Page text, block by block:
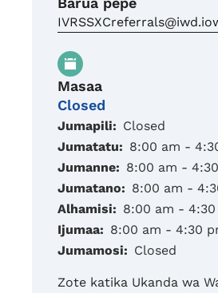
Masaa
Closed
Jumapili: Closed
Jumatatu: 8:00 am -
Jumanne: 8:00 am -
Jumatano: 8:00 am -
Alhamisi: 8:00 am - 4:30
Ijumaa: 8:00 am - 4:30
Jumamosi: Closed
Zote katika Ukanda wa